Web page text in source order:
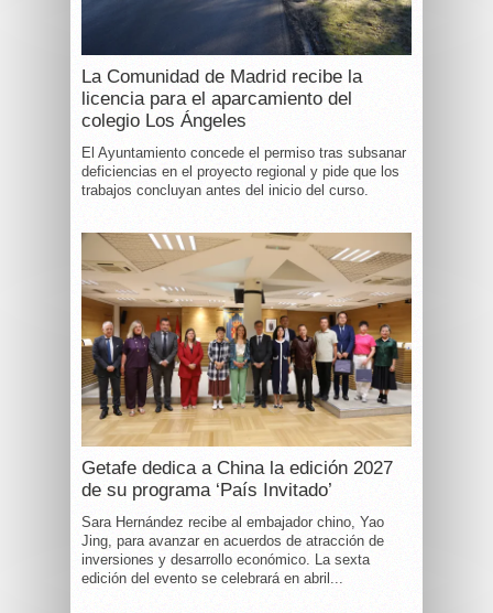
La Comunidad de Madrid recibe la
licencia para el aparcamiento del
colegio Los Ángeles
El Ayuntamiento concede el permiso tras subsanar
deficiencias en el proyecto regional y pide que los
trabajos concluyan antes del inicio del curso.
Getafe dedica a China la edición 2027
de su programa ‘País Invitado’
Sara Hernández recibe al embajador chino, Yao
Jing, para avanzar en acuerdos de atracción de
inversiones y desarrollo económico. La sexta
edición del evento se celebrará en abril...